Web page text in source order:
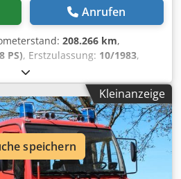
Anrufen
208.266 km,
PS), Erstzulassung: 10/1983,
22.000 kg, Achsen-
3.600 mm, Bremsen:
Sonstige, Getriebetyp:
Euro3, Anzahl der
10 m³, Betriebsstunden:
, * Deutsches Fahrzeug * 1.
* komplette Dokumentation
Kleinanzeige
speichern